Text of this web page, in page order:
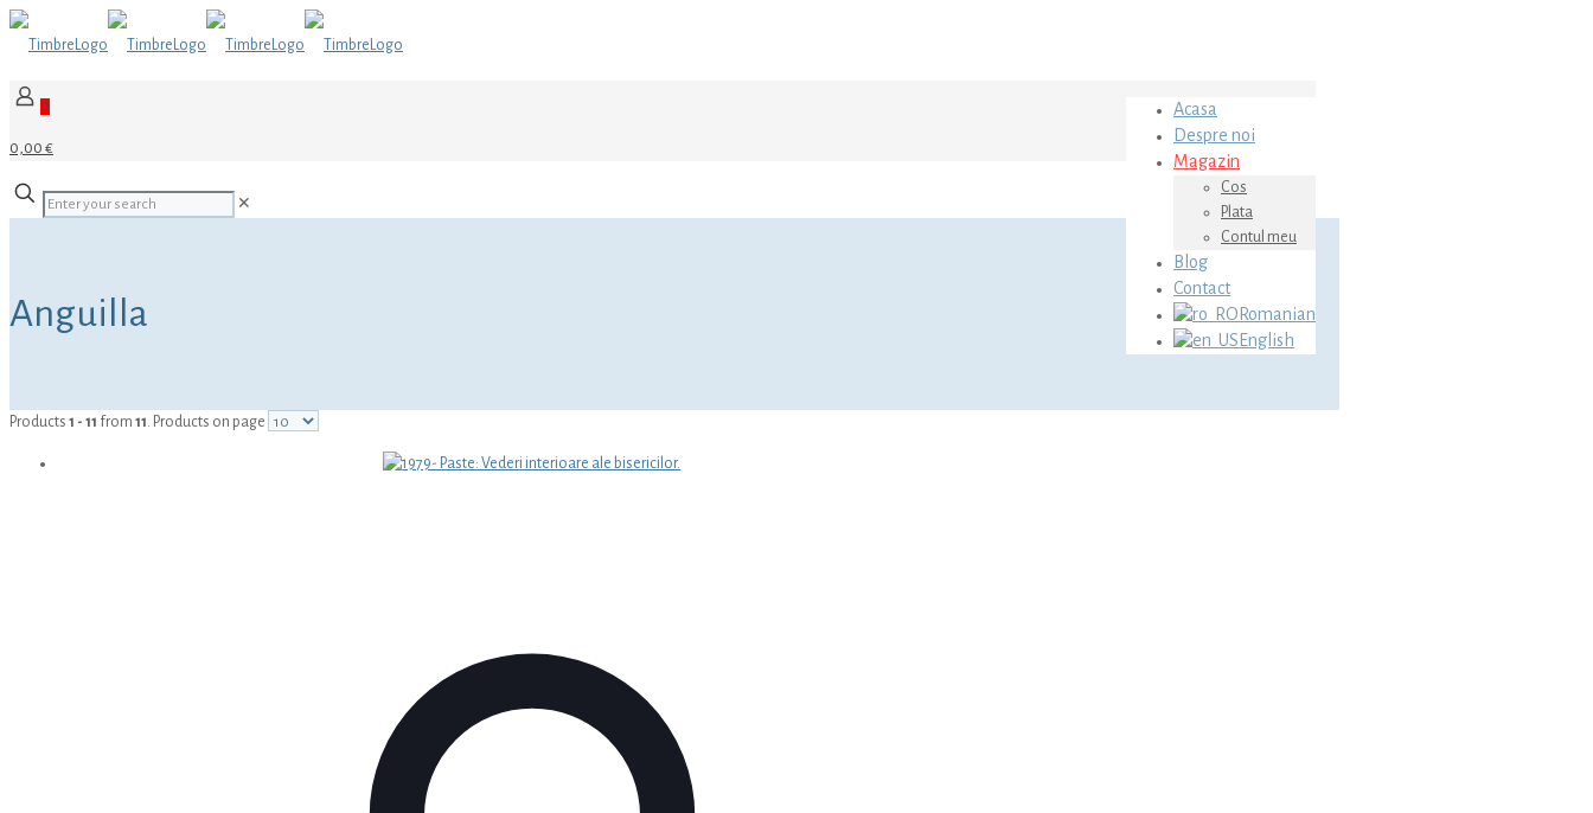
Acasa
Despre noi
Magazin
Cos
Plata
Contul meu
Blog
Contact
Romanian
English
0
0,00 €
✕
Anguilla
Products 1 - 11 from 11. Products on page